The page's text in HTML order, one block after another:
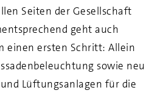
Seiten der Gesellschaft
geht auch
einen ersten Schritt: Allein
sowie neu
Lüftungsanlagen für die